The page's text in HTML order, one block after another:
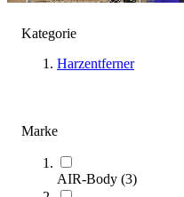
Kategorie
Harzentferner
Marke
AIR-Body (3)
Handballtraining
Artikel)